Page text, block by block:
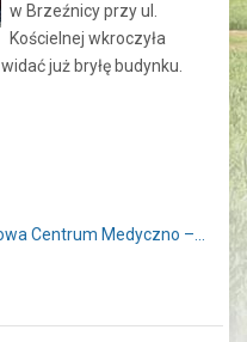
w Brzeźnicy przy ul.
Kościelnej wkroczyła
już bryłę budynku.
Centrum Medyczno –...